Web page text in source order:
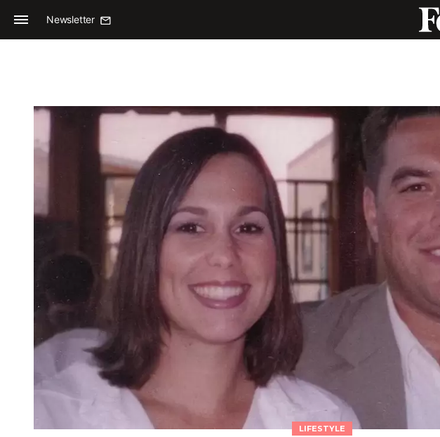
Newsletter
LIFESTYLE